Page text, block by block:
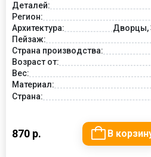
Деталей:
Регион:
Архитектура:
Дворцы,
Пейзаж:
Страна производства:
Возраст от:
Вес:
Материал:
Страна:
870 р. В